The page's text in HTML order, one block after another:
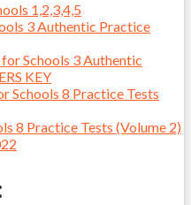
1,2,3,4,5
3 Authentic Practice
Schools 3 Authentic
KEY
Schools 8 Practice Tests
8 Practice Tests (Volume 2)